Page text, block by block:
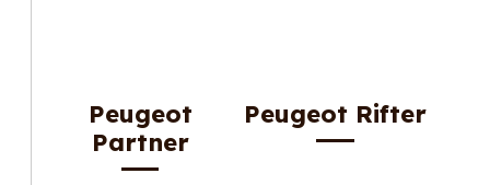
Peugeot
Partner
Peugeot Rifter